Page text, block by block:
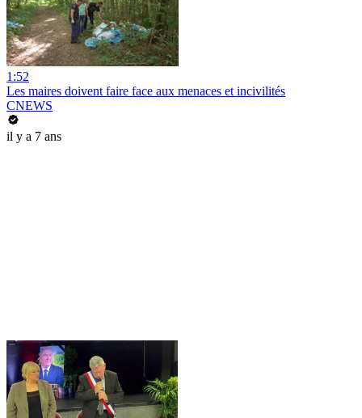
1:52
Les maires doivent faire face aux menaces et incivilités
CNEWS
il y a 7 ans